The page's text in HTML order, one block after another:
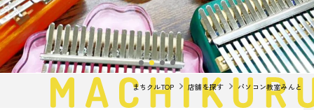
まちクルTOP 店舗を探す パソコン教室みんと